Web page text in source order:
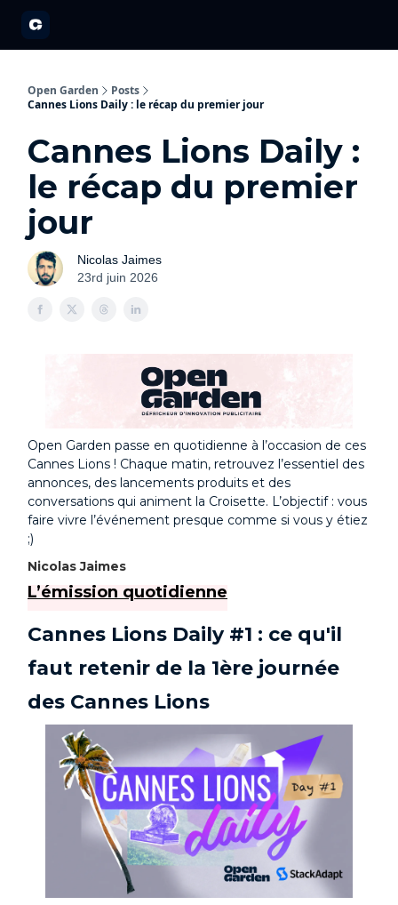
Open Garden
Posts
Cannes Lions Daily : le récap du premier jour
Cannes Lions Daily :
le récap du premier
jour
Nicolas Jaimes
23rd juin 2026
Open Garden passe en quotidienne à l’occasion de ces
Cannes Lions ! Chaque matin, retrouvez l’essentiel des
annonces, des lancements produits et des
conversations qui animent la Croisette. L’objectif : vous
faire vivre l’événement presque comme si vous y étiez
;)
Nicolas Jaimes
L’émission quotidienne
Cannes Lions Daily #1 : ce qu'il
faut retenir de la 1ère journée
des Cannes Lions